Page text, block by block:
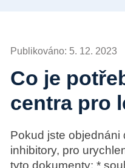
Publikováno: 5. 12. 2023
Co je
centra pro
Pokud jste
inhibitory, pro
tyto dokumenty: *